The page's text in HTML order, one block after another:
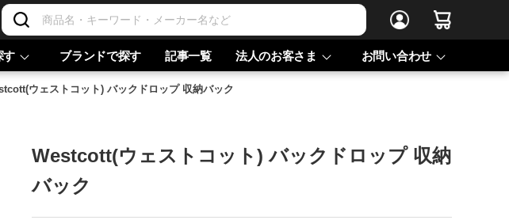
す ブランドで探す 記事一覧 法人のお客さま お問い合わせ
ウェストコット) バックドロップ 収納バック
Westcott(ウェストコット) バックドロップ 収納
バック